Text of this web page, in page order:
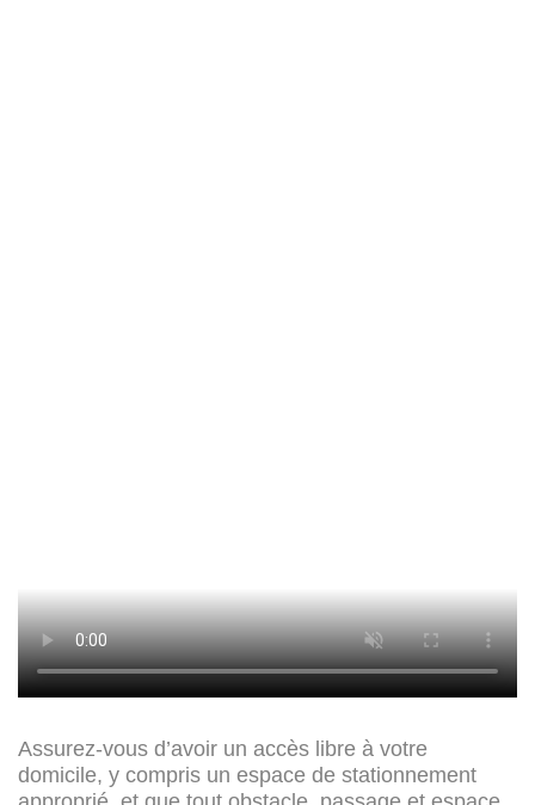
Assurez-vous d’avoir un accès libre à votre
domicile, y compris un espace de stationnement